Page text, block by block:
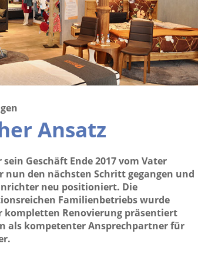
Ansatz
Geschäft Ende 2017 vom Vater
den nächsten Schritt gegangen und
neu positioniert. Die
Familienbetriebs wurde
kompletten Renovierung präsentiert
als kompetenter Ansprechpartner für